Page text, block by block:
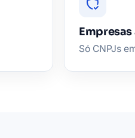
Só CNPJs